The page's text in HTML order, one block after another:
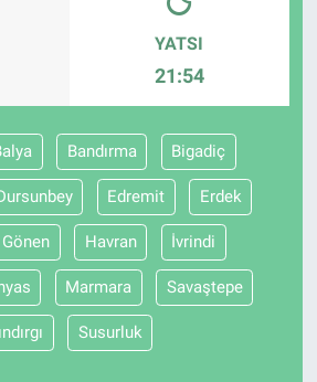
YATSI
21:54
Bandırma Bigadiç
Edremit Erdek
Gönen Havran İvrindi
Marmara Savaştepe
Susurluk